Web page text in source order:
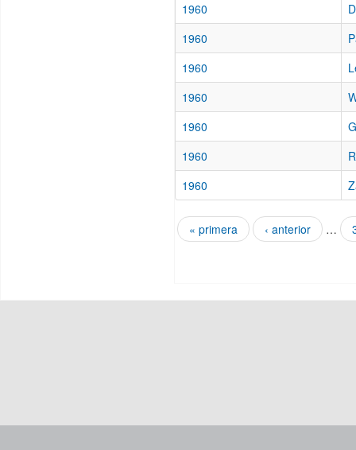
1960
1960
1960
1960
1960
1960
1960
Páginas
« primera ‹ anterior …